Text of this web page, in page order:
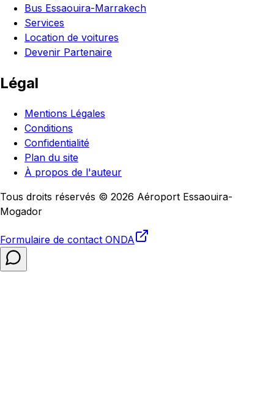
Bus Essaouira-Marrakech
Services
Location de voitures
Devenir Partenaire
Légal
Mentions Légales
Conditions
Confidentialité
Plan du site
À propos de l'auteur
Tous droits réservés © 2026 Aéroport Essaouira-
Mogador
Formulaire de contact ONDA